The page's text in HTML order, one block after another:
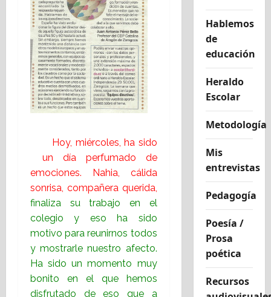
Hoy, miércoles, ha sido
un día perfumado de
emociones. Nahia, cálida
sonrisa, compañera querida,
finaliza su trabajo en el
colegio y eso ha sido
motivo para reunirnos todos
y mostrarle nuestro afecto.
Ha sido un momento muy
bonito en el que hemos
disfrutado de eso que a
Hablemos
de
educación
Heraldo
Escolar
Metodología
Mis
entrevistas
Pedagogía
Poesía /
Prosa
poética
Recursos